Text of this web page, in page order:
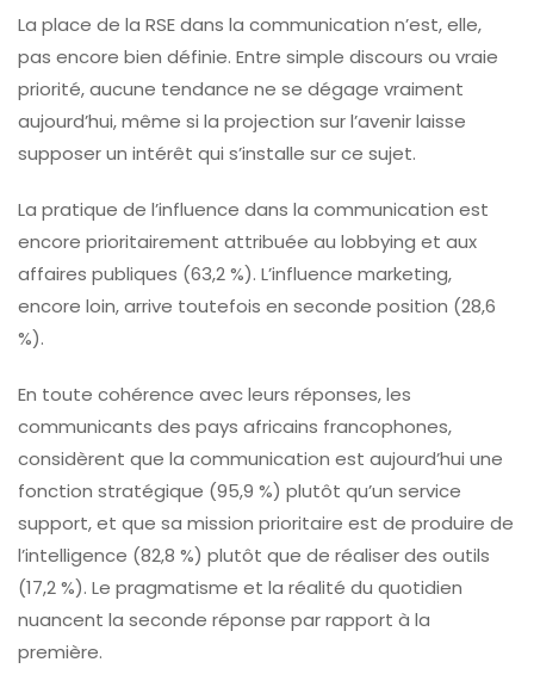
La place de la RSE dans la communication n’est, elle,
pas encore bien définie. Entre simple discours ou vraie
priorité, aucune tendance ne se dégage vraiment
aujourd’hui, même si la projection sur l’avenir laisse
supposer un intérêt qui s’installe sur ce sujet.
La pratique de l’influence dans la communication est
encore prioritairement attribuée au lobbying et aux
affaires publiques (63,2 %). L’influence marketing,
encore loin, arrive toutefois en seconde position (28,6
%).
En toute cohérence avec leurs réponses, les
communicants des pays africains francophones,
considèrent que la communication est aujourd’hui une
fonction stratégique (95,9 %) plutôt qu’un service
support, et que sa mission prioritaire est de produire de
l’intelligence (82,8 %) plutôt que de réaliser des outils
(17,2 %). Le pragmatisme et la réalité du quotidien
nuancent la seconde réponse par rapport à la
première.